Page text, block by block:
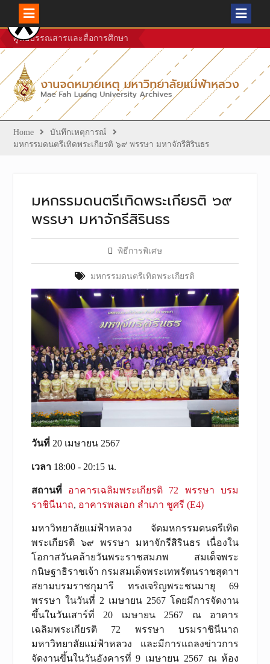
Skip
to
content
ศูนย์บรรณสารและสื่อการศึกษา
Home
บันทึกเหตุการณ์
มหกรรมดนตรีเทิดพระเกียรติ ๖๙ พรรษา มหาจักรีสิรินธร
มหกรรมดนตรีเทิดพระเกียรติ ๖๙
พรรษา มหาจักรีสิรินธร
พิธีการพิเศษ
มหกรรมดนตรีเทิดพระเกียรติ
วันที่20 เมษายน 2567
เวลา18:00 - 20:15 น.
สถานที่
อาคารเฉลิมพระเกียรติ 72 พรรษา บรม
ราชินีนาถ, อาคารพลเอก สำเภา ชูศรี (E4)
มหาวิทยาลัยแม่ฟ้าหลวง จัดมหกรรมดนตรีเทิด
พระเกียรติ ๖๙ พรรษา มหาจักรีสิรินธร เนื่องใน
โอกาสวันคล้ายวันพระราชสมภพ สมเด็จพระ
กนิษฐาธิราชเจ้า กรมสมเด็จพระเทพรัตนราชสุดาฯ
สยามบรมราชกุมารี ทรงเจริญพระชนมายุ 69
พรรษา ในวันที่ 2 เมษายน 2567 โดยมีการจัดงาน
ขึ้นในวันเสาร์ที่ 20 เมษายน 2567 ณ อาคาร
เฉลิมพระเกียรติ 72 พรรษา บรมราชินีนาถ
มหาวิทยาลัยแม่ฟ้าหลวง และมีการแถลงข่าวการ
จัดงานขึ้นในวันอังคารที่ 9 เมษายน 2567 ณ ห้อง